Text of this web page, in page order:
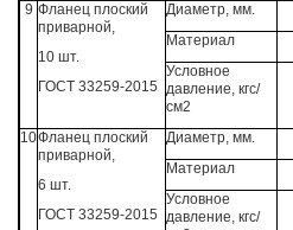
9 Фланец плоский
приварной,
10 шт.
ГОСТ 33259-2015
Диаметр, мм.
Материал
Условное
давление, кгс/
см2
10Фланец плоский
приварной,
6 шт.
ГОСТ 33259-2015
Диаметр, мм.
Материал
Условное
давление, кгс/